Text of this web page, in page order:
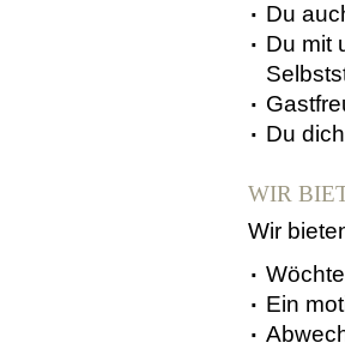
Du
Du mit
Du
WIR
Wir
Ein